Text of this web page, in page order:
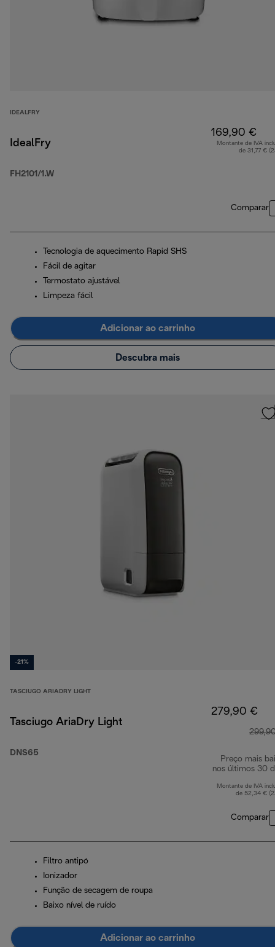
IDEALFRY
IdealFry
FH2101/1.W
169,90 €
Montante de IVA
de 31,77 €
Comparar
Tecnologia de aquecimento Rapid SHS
Fácil de agitar
Termostato ajustável
Limpeza fácil
Adicionar ao carrinho
Descubra mais
-21%
TASCIUGO ARIADRY LIGHT
Tasciugo AriaDry Light
DNS65
279,90 €
Preço mais
nos últimos 30
Montante de IVA
de 52,34 €
Comparar
Filtro antipó
Ionizador
Função de secagem de roupa
Baixo nível de ruído
Adicionar ao carrinho